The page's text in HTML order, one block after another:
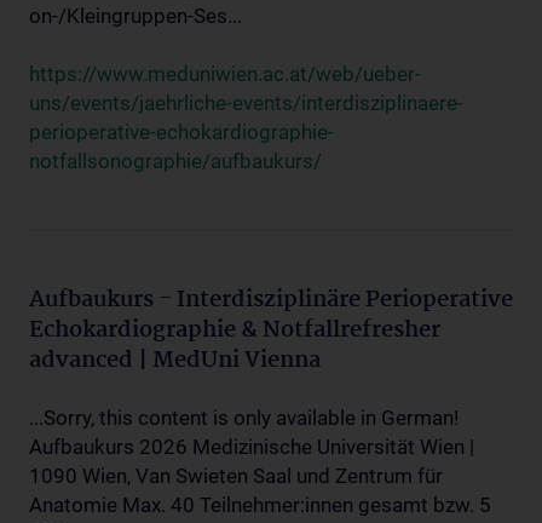
on-/Kleingruppen-Ses...
https://www.meduniwien.ac.at/web/ueber-
uns/events/jaehrliche-events/interdisziplinaere-
perioperative-echokardiographie-
notfallsonographie/aufbaukurs/
Aufbaukurs - Interdisziplinäre Perioperative
Echokardiographie & Notfallrefresher
advanced | MedUni Vienna
...Sorry, this content is only available in German!
Aufbaukurs 2026 Medizinische Universität Wien |
1090 Wien, Van Swieten Saal und Zentrum für
Anatomie Max. 40 Teilnehmer:innen gesamt bzw. 5